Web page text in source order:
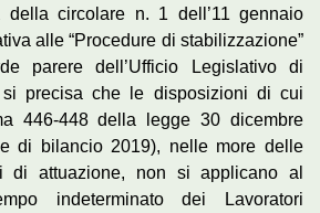
della circolare n. 1 dell’11 gennaio
alle “Procedure di stabilizzazione”
parere dell’Ufficio Legislativo di
precisa che le disposizioni di cui
446-448 della legge 30 dicembre
di bilancio 2019), nelle more delle
di attuazione, non si applicano al
indeterminato dei Lavoratori